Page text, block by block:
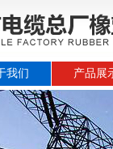
我们 产品展